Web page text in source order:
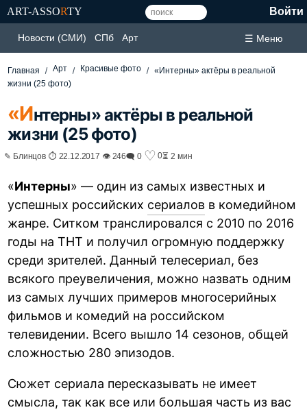
ART-ASSORTY Войти
Новости (СМИ) СПб Арт ☰ Меню
Главная Арт Красивые фото
«Интерны» актёры в реальной
жизни (25 фото)
«Интерны» актёры в реальной
жизни (25 фото)
✎ Блинцов ⏱ 22.12.2017 👁 246🗨 0 ♡ 0⏳ 2 мин
«Интерны» — один из самых известных и
успешных российских сериалов в комедийном
жанре. Ситком транслировался с 2010 по 2016
годы на ТНТ и получил огромную поддержку
среди зрителей. Данный телесериал, без
всякого преувеличения, можно назвать одним
из самых лучших примеров многосерийных
фильмов и комедий на российском
телевидении. Всего вышло 14 сезонов, общей
сложностью 280 эпизодов.
Сюжет сериала пересказывать не имеет
смысла, так как все или большая часть из вас